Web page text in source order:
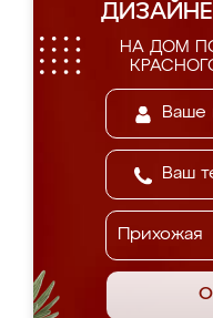
НА ДОМ